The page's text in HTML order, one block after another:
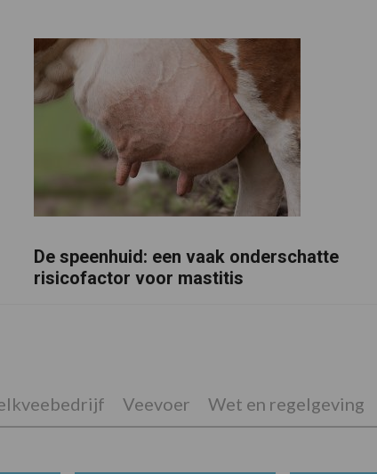
De speenhuid: een vaak onderschatte
risicofactor voor mastitis
Veevoer Wet en regelgeving